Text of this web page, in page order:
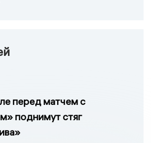
перед матчем с
поднимут стяг